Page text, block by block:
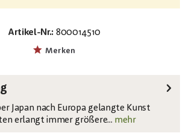
Artikel-Nr.: 800014510
Merken
Japan nach Europa gelangte Kunst
erlangt immer größere... mehr